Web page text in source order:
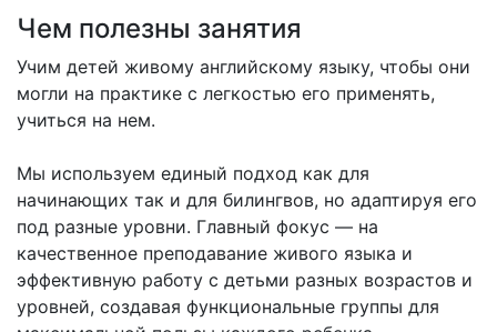
Чем полезны занятия
Учим детей живому английскому языку, чтобы они
могли на практике с легкостью его применять,
учиться на нем.
Мы используем единый подход как для
начинающих так и для билингвов, но адаптируя его
под разные уровни. Главный фокус — на
качественное преподавание живого языка и
эффективную работу с детьми разных возрастов и
уровней, создавая функциональные группы для